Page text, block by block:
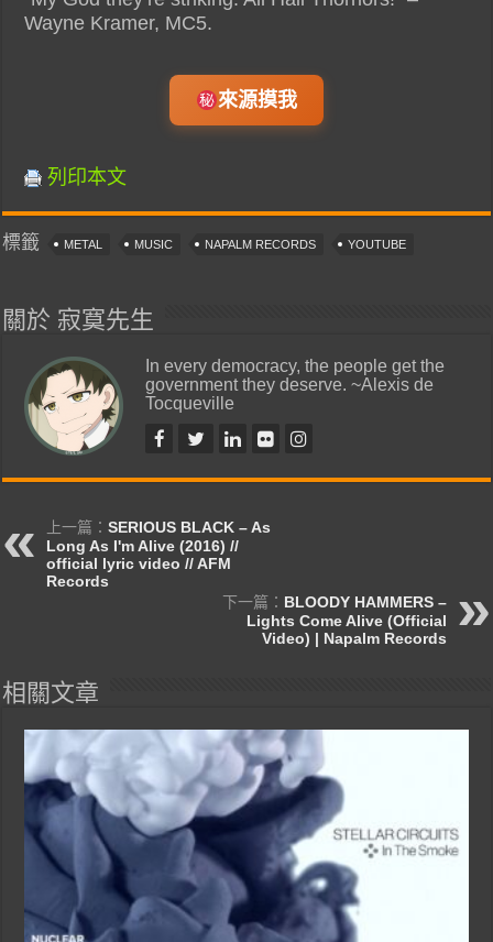
Wayne Kramer, MC5.
來源摸我
列印本文
標籤 METAL MUSIC NAPALM RECORDS YOUTUBE
關於 寂寞先生
In every democracy, the people get the
government they deserve. ~Alexis de
Tocqueville
上一篇：SERIOUS BLACK – As
Long As I'm Alive (2016) //
official lyric video // AFM
Records
下一篇： BLOODY HAMMERS –
Lights Come Alive (Official
Video) | Napalm Records
相關文章